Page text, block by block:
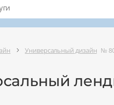
Универсальный дизайн №